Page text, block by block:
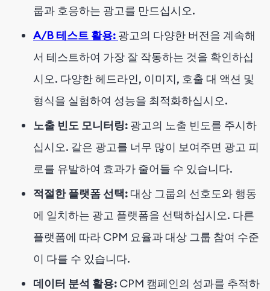
룹과 호응하는 광고를 만드십시오.
A/B 테스트 활용: 광고의 다양한 버전을 계속해
서 테스트하여 가장 잘 작동하는 것을 확인하십
시오. 다양한 헤드라인, 이미지, 호출 대 액션 및
형식을 실험하여 성능을 최적화하십시오.
노출 빈도 모니터링: 광고의 노출 빈도를 주시하
십시오. 같은 광고를 너무 많이 보여주면 광고 피
로를 유발하여 효과가 줄어들 수 있습니다.
적절한 플랫폼 선택: 대상 그룹의 선호도와 행동
에 일치하는 광고 플랫폼을 선택하십시오. 다른
플랫폼에 따라 CPM 요율과 대상 그룹 참여 수준
이 다를 수 있습니다.
데이터 분석 활용: CPM 캠페인의 성과를 추적하